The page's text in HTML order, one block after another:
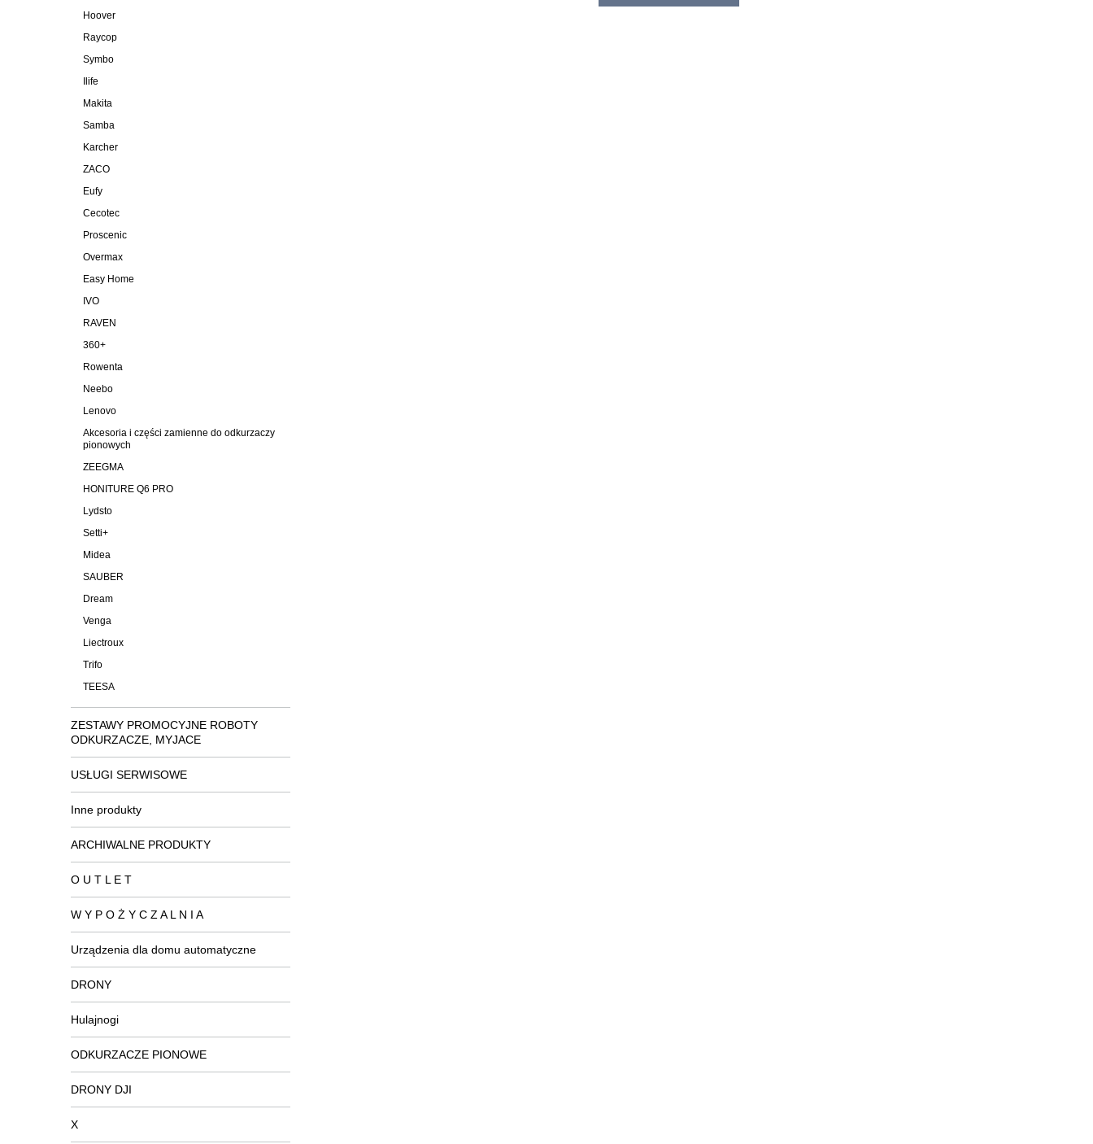
Hoover
Raycop
Symbo
Ilife
Makita
Samba
Karcher
ZACO
Eufy
Cecotec
Proscenic
Overmax
Easy Home
IVO
RAVEN
360+
Rowenta
Neebo
Lenovo
Akcesoria i części zamienne do odkurzaczy
pionowych
ZEEGMA
HONITURE Q6 PRO
Lydsto
Setti+
Midea
SAUBER
Dream
Venga
Liectroux
Trifo
TEESA
ZESTAWY PROMOCYJNE ROBOTY
ODKURZACZE, MYJACE
USŁUGI SERWISOWE
Inne produkty
ARCHIWALNE PRODUKTY
O U T L E T
W Y P O Ż Y C Z A L N I A
Urządzenia dla domu automatyczne
DRONY
Hulajnogi
ODKURZACZE PIONOWE
DRONY DJI
X